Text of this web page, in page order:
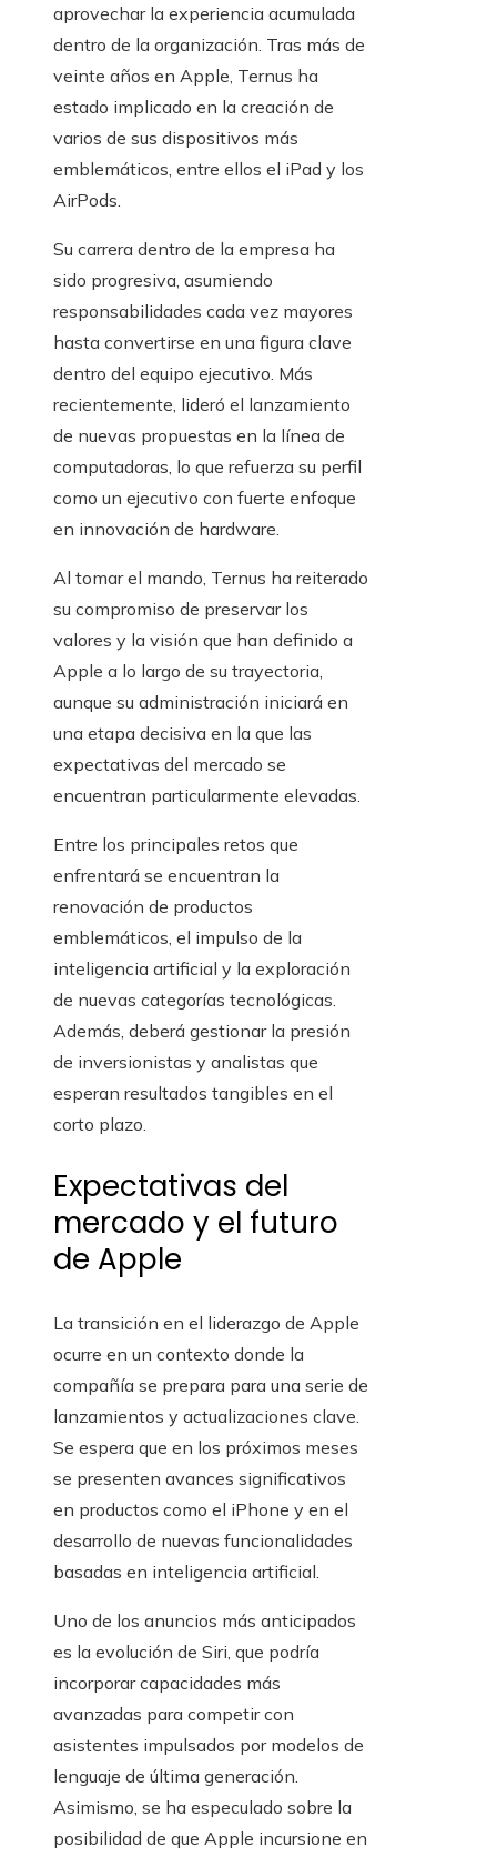
aprovechar la experiencia acumulada
dentro de la organización. Tras más de
veinte años en Apple, Ternus ha
estado implicado en la creación de
varios de sus dispositivos más
emblemáticos, entre ellos el iPad y los
AirPods.
Su carrera dentro de la empresa ha
sido progresiva, asumiendo
responsabilidades cada vez mayores
hasta convertirse en una figura clave
dentro del equipo ejecutivo. Más
recientemente, lideró el lanzamiento
de nuevas propuestas en la línea de
computadoras, lo que refuerza su perfil
como un ejecutivo con fuerte enfoque
en innovación de hardware.
Al tomar el mando, Ternus ha reiterado
su compromiso de preservar los
valores y la visión que han definido a
Apple a lo largo de su trayectoria,
aunque su administración iniciará en
una etapa decisiva en la que las
expectativas del mercado se
encuentran particularmente elevadas.
Entre los principales retos que
enfrentará se encuentran la
renovación de productos
emblemáticos, el impulso de la
inteligencia artificial y la exploración
de nuevas categorías tecnológicas.
Además, deberá gestionar la presión
de inversionistas y analistas que
esperan resultados tangibles en el
corto plazo.
Expectativas del
mercado y el futuro
de Apple
La transición en el liderazgo de Apple
ocurre en un contexto donde la
compañía se prepara para una serie de
lanzamientos y actualizaciones clave.
Se espera que en los próximos meses
se presenten avances significativos
en productos como el iPhone y en el
desarrollo de nuevas funcionalidades
basadas en inteligencia artificial.
Uno de los anuncios más anticipados
es la evolución de Siri, que podría
incorporar capacidades más
avanzadas para competir con
asistentes impulsados por modelos de
lenguaje de última generación.
Asimismo, se ha especulado sobre la
posibilidad de que Apple incursione en